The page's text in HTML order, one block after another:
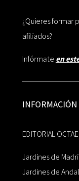
¿Quieres formar
afiliados?
Infórmate en
EDITORIAL
Jardines de
Jardines de